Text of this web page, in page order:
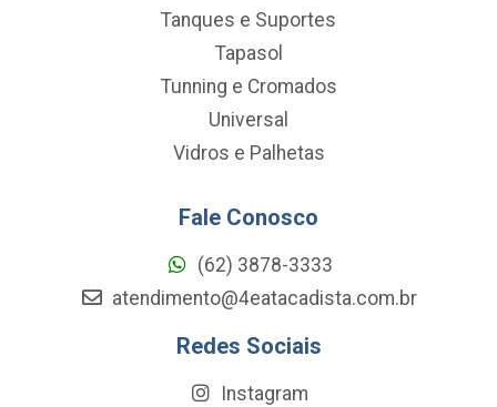
Tanques e Suportes
Tapasol
Tunning e Cromados
Universal
Vidros e Palhetas
Fale Conosco
(62) 3878-3333
atendimento@4eatacadista.com.br
Redes Sociais
Instagram